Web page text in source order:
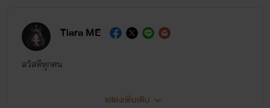
Tiara ME
สวัสดีทุกคน
แสดงเพิ่มเติม